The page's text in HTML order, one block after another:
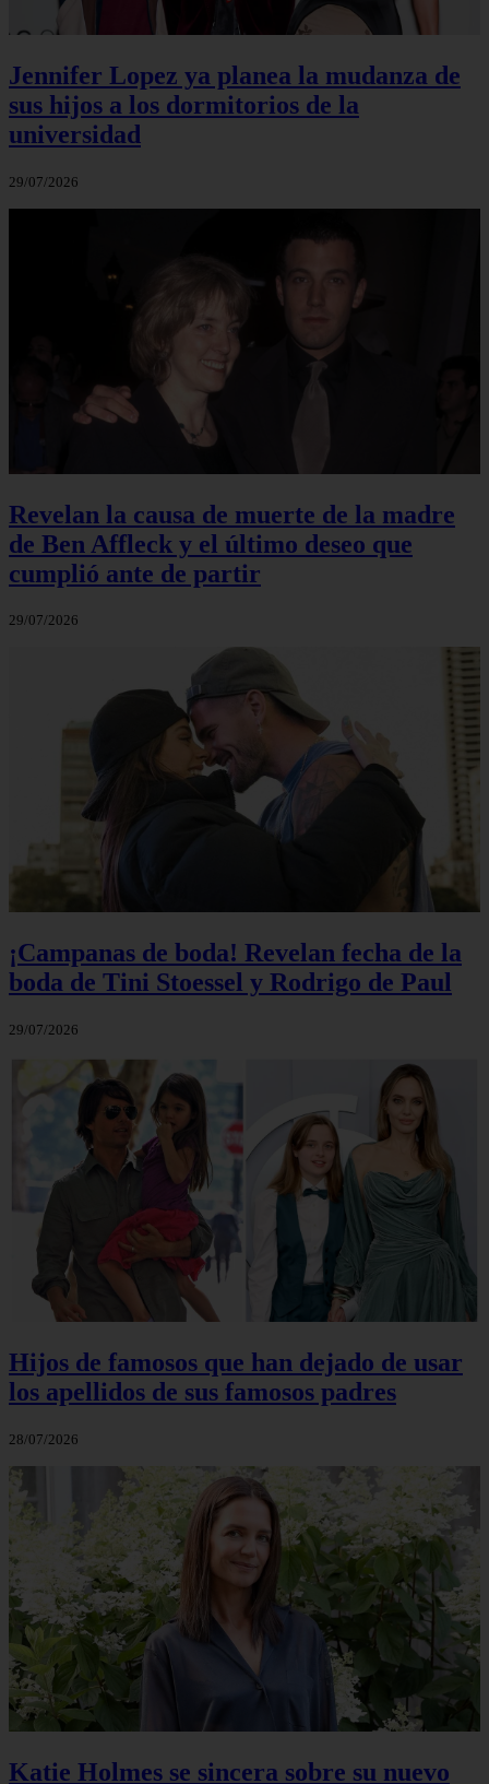
Jennifer Lopez ya planea la mudanza de
sus hijos a los dormitorios de la
universidad
29/07/2026
Revelan la causa de muerte de la madre
de Ben Affleck y el último deseo que
cumplió ante de partir
29/07/2026
¡Campanas de boda! Revelan fecha de la
boda de Tini Stoessel y Rodrigo de Paul
29/07/2026
Hijos de famosos que han dejado de usar
los apellidos de sus famosos padres
28/07/2026
Katie Holmes se sincera sobre su nuevo